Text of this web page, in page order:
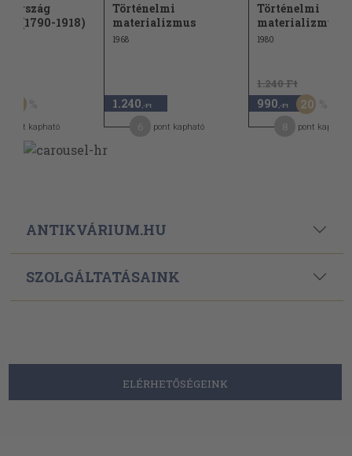
(1790-1918)
pont kapható
Történelmi
materializmus
1968
1.240 ,-Ft
pont kapható
Történelmi
materializmus
1980
1.240 Ft
990 ,-Ft 20
pont kapható
ANTIKVÁRIUM.HU
SZOLGÁLTATÁSAINK
ELÉRHETŐSÉGEINK